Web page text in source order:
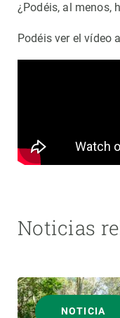
¿Podéis, al menos,
Podéis ver el vídeo
Noticias
NOTICIA